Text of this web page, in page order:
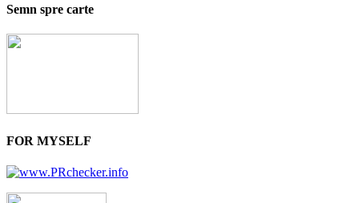
Semn spre carte
FOR MYSELF